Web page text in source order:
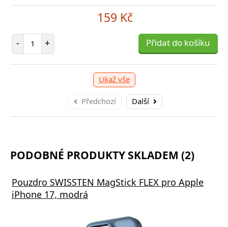
159 Kč
- Počet položek
+ Přidat do košíku
Ukaž vše
Předchozí Další
položek
+ Přidat do košíku -
PODOBNÉ PRODUKTY SKLADEM (2)
Pouzdro SWISSTEN MagStick FLEX pro Apple
iPhone 17, modrá